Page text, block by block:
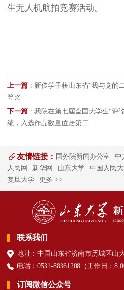
生无人机航拍竞赛活动。
上一篇： 新传学子获山东省“我与党的
等奖
下一篇： 我院在第七届全国大学生“评
绩，入选作品数量位居第二
友情链接： 国务院新闻办公室 中
人民网
新华网 山东大学 中国人民
复旦大学
更多 >>
联系我们
地址：中国山东省济南市历城区山
电话：0531-88361208（工作日 ：
订阅微信公众号